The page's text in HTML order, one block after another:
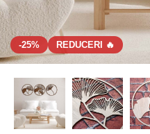
-25% REDUCERI 🔥